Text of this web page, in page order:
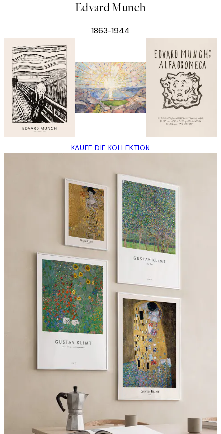
Edvard Munch
1863-1944
KAUFE DIE KOLLEKTION